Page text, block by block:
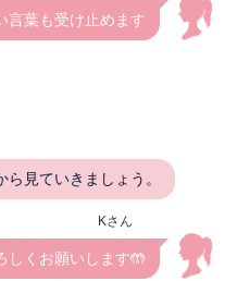
言葉も受け止めます
見ていきましょう。
Kさん
しくお願いします🤲